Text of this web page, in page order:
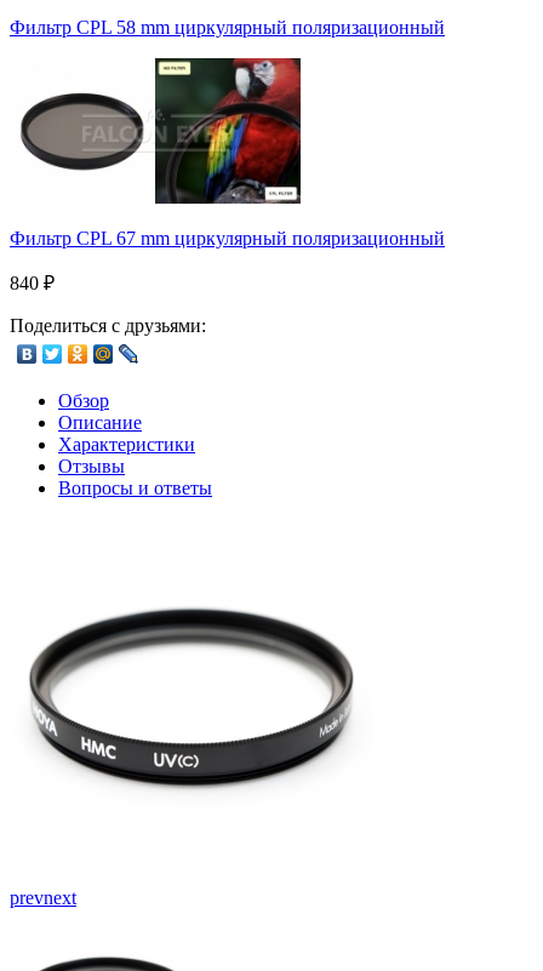
Фильтр CPL 58 mm циркулярный поляризационный
Фильтр CPL 67 mm циркулярный поляризационный
840 ₽
Поделиться с друзьями:
Обзор
Описание
Характеристики
Отзывы
Вопросы и ответы
prevnext